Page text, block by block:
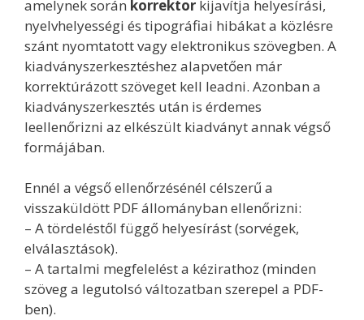
amelynek során korrektor kijavítja helyesírási,
nyelvhelyességi és tipográfiai hibákat a közlésre
szánt nyomtatott vagy elektronikus szövegben. A
kiadványszerkesztéshez alapvetően már
korrektúrázott szöveget kell leadni. Azonban a
kiadványszerkesztés után is érdemes
leellenőrizni az elkészült kiadványt annak végső
formájában.
Ennél a végső ellenőrzésénél célszerű a
visszaküldött PDF állományban ellenőrizni:
– A tördeléstől függő helyesírást (sorvégek,
elválasztások).
– A tartalmi megfelelést a kézirathoz (minden
szöveg a legutolsó változatban szerepel a PDF-
ben).